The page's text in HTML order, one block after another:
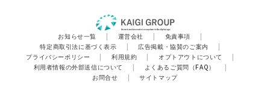
お知らせ一覧 | 運営会社 | 免責事項
|
特定商取引法に基づく表示
| 広告掲載・協賛のご案内
|
プライバシーポリシー
| 利用規約 | オプトアウトについて
|
利用者情報の外部送信について
| よくあるご質問（FAQ）
|
お問合せ
| サイトマップ